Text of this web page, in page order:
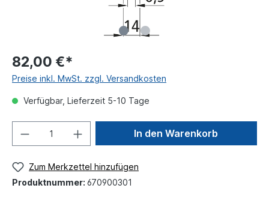
82,00 €*
Preise inkl. MwSt. zzgl. Versandkosten
Verfügbar, Lieferzeit 5-10 Tage
In den Warenkorb
Zum Merkzettel hinzufügen
Produktnummer: 670900301